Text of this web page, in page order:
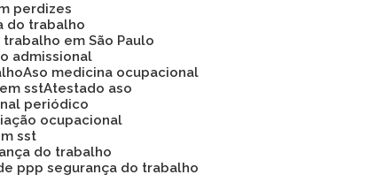
perdizes
do trabalho
trabalho em São Paulo
admissional
Aso medicina ocupacional
em sst Atestado aso
periódico
ocupacional
sst
do trabalho
ppp segurança do trabalho